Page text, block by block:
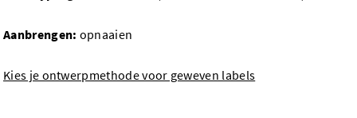
Aanbrengen: opnaaien
Kies je ontwerpmethode voor geweven labels